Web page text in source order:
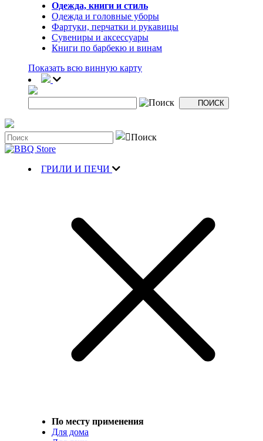
Одежда, книги и стиль
Одежда и головные уборы
Фартуки, перчатки и рукавицы
Сувениры и аксессуары
Книги по барбекю и винам
Показать всю винную карту
ГРИЛИ И ПЕЧИ
По месту применения
Для дома